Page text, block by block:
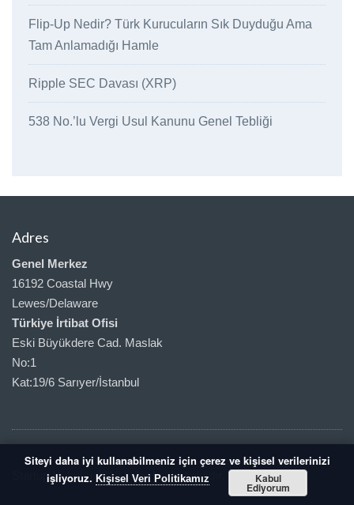
Flip-Up Nedir? Türk Kurucuların Sık Duyduğu Ama
Tam Anlamadığı Hamle
Ripple SEC Davası (XRP)
538 No.’lu Vergi Usul Kanunu Genel Tebliği
Adres
Genel Merkez
16192 Coastal Hwy
Lewes/Delaware
Türkiye İrtibat Ofisi
Eski Büyükdere Cad. Maslak
No:1
Kat:19/6 Sarıyer/İstanbul
Startup Hukuku 2018 | Her hakkı saklıdır.
Siteyi daha iyi kullanabilmeniz için çerez ve kişisel verilerinizi
işliyoruz. Kişisel Veri Politikamız Kabul
Ediyorum